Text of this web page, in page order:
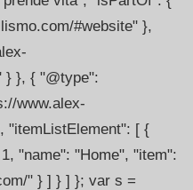
#website" },
} }, { "@type":
www.alex-
"itemListElement": [ {
"name": "Home", "item":
" } ] } ] }; var s =